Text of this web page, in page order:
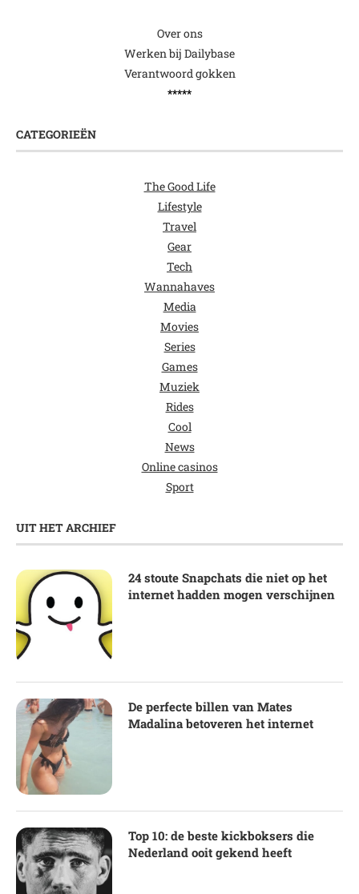
Over ons
Werken bij Dailybase
Verantwoord gokken
*****
CATEGORIEËN
The Good Life
Lifestyle
Travel
Gear
Tech
Wannahaves
Media
Movies
Series
Games
Muziek
Rides
Cool
News
Online casinos
Sport
UIT HET ARCHIEF
24 stoute Snapchats die niet op het
internet hadden mogen verschijnen
De perfecte billen van Mates
Madalina betoveren het internet
Top 10: de beste kickboksers die
Nederland ooit gekend heeft